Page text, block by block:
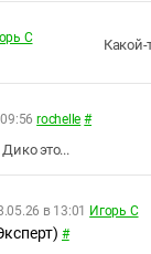
С Какой-
rochelle #
это...
в 13:01 Игорь С
#